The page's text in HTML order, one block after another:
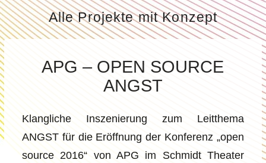
Alle Projekte mit Konzept
APG – OPEN SOURCE
ANGST
Klangliche Inszenierung zum Leitthema
ANGST für die Eröffnung der Konferenz „open
source 2016“ von APG im Schmidt Theater